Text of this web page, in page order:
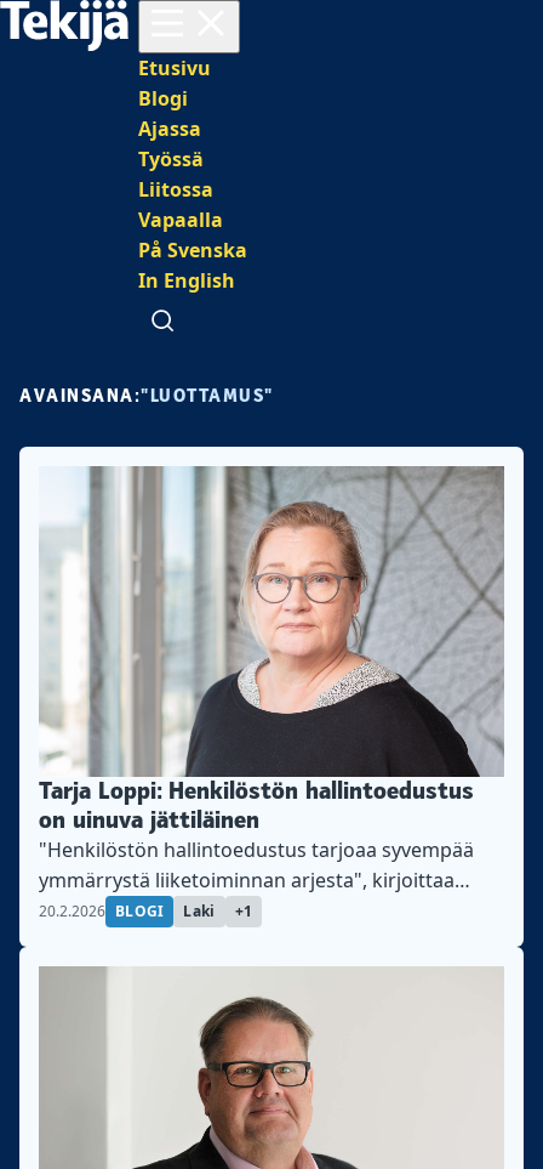
Päävalikko
Etusivu
Blogi
Ajassa
Työssä
Liitossa
Vapaalla
På Svenska
In English
Avaa haku
AVAINSANA:"LUOTTAMUS"
Tarja Loppi: Henkilöstön hallintoedustus
on uinuva jättiläinen
"Henkilöstön hallintoedustus tarjoaa syvempää
ymmärrystä liiketoiminnan arjesta", kirjoittaa
Teollisuusliiton kansainvälinen asiantuntija Tarja
20.2.2026 BLOGI Laki +1